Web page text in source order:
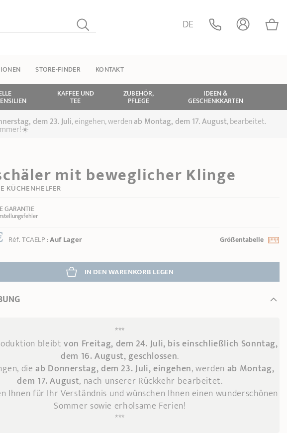
DE
STORE-FINDER KONTAKT
KAFFEE UND
TEE
ZUBEHÖR,
PFLEGE
IDEEN &
GESCHENKKARTEN
dem 23. Juli, eingehen, werdenab Montag, dem 17. August, bearbeitet.
mit beweglicher Klinge
KÜCHENHELFER
GARANTIE
Réf.TCAELP :Auf Lager Größentabelle
LEGEN
***
bleibtvon Freitag, dem 24. Juli, bis einschließlich Sonntag,
dem 16. August, geschlossen.
dieab Donnerstag, dem 23. Juli, eingehen, werden ab Montag,
dem 17. August, nach unserer Rückkehr bearbeitet.
Ihnen für Ihr Verständnis und wünschen Ihnen einen wunderschönen
Sommer sowie erholsame Ferien!
***